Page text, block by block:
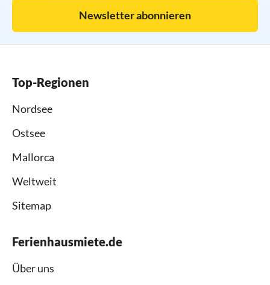
Newsletter abonnieren
Top-Regionen
Nordsee
Ostsee
Mallorca
Weltweit
Sitemap
Ferienhausmiete.de
Über uns